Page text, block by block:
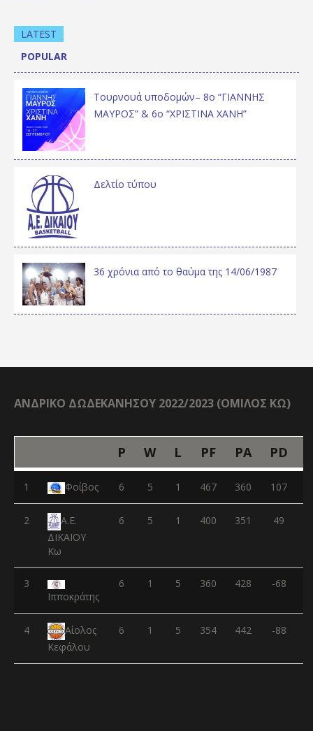
LATEST
POPULAR
Τουρνουά υποδομών– 8ο “ΓΙΑΝΝΗΣ
ΜΑΥΡΟΣ” & 6ο “ΧΡΙΣΤΙΝΑ ΧΑΝΗ”
Δελτίο τύπου
36 χρόνια από το θαύμα της 14/06/1987
ΑΝΔΡΙΚΟ ΔΩΔΕΚΑΝΗΣΟΥ 2022/2023 (ΟΜΙΛΟΣ ΚΩ)
P W L PF PA PD
1 Φοίβος 6 5 1 467 360 107
2
Α.Ε.
ΔΙΚΑΙΟΥ
Κω
6 5 1 400 351 49
3
Ιπποκράτης
6 1 5 360 428 -68
4
Αίολος
Κεφάλου
6 1 5 354 442 -88